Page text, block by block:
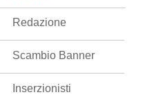
Redazione
Scambio Banner
Inserzionisti